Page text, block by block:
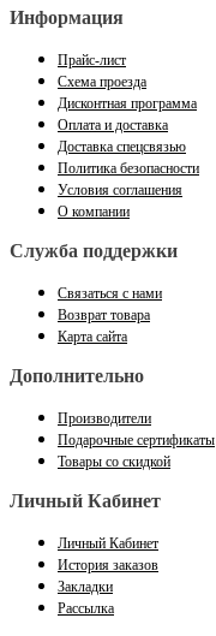
Информация
Прайс-лист
Схема проезда
Дисконтная программа
Оплата и доставка
Доставка спецсвязью
Политика безопасности
Условия соглашения
О компании
Служба поддержки
Связаться с нами
Возврат товара
Карта сайта
Дополнительно
Производители
Подарочные сертификаты
Товары со скидкой
Личный Кабинет
Личный Кабинет
История заказов
Закладки
Рассылка